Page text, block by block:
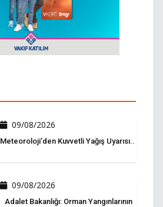
09/08/2026
Meteoroloji’den Kuvvetli Yağış Uyarısı..
09/08/2026
Adalet Bakanlığı: Orman Yangınlarının